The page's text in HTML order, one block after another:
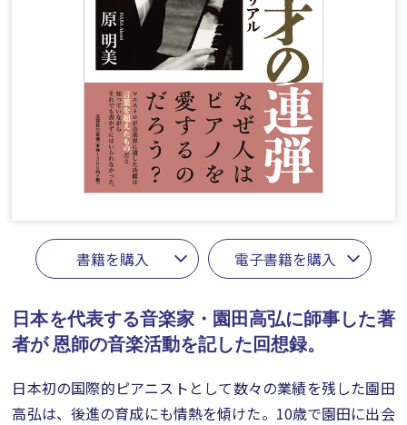
書籍を購入 電子書籍を購入
日本を代表する音楽家・園田高弘に師事した著
者が恩師の音楽活動を記した回想録。
日本初の国際的ピアニストとして数々の業績を残した園田
高弘は、後進の育成にも情熱を傾けた。10歳で園田に出会